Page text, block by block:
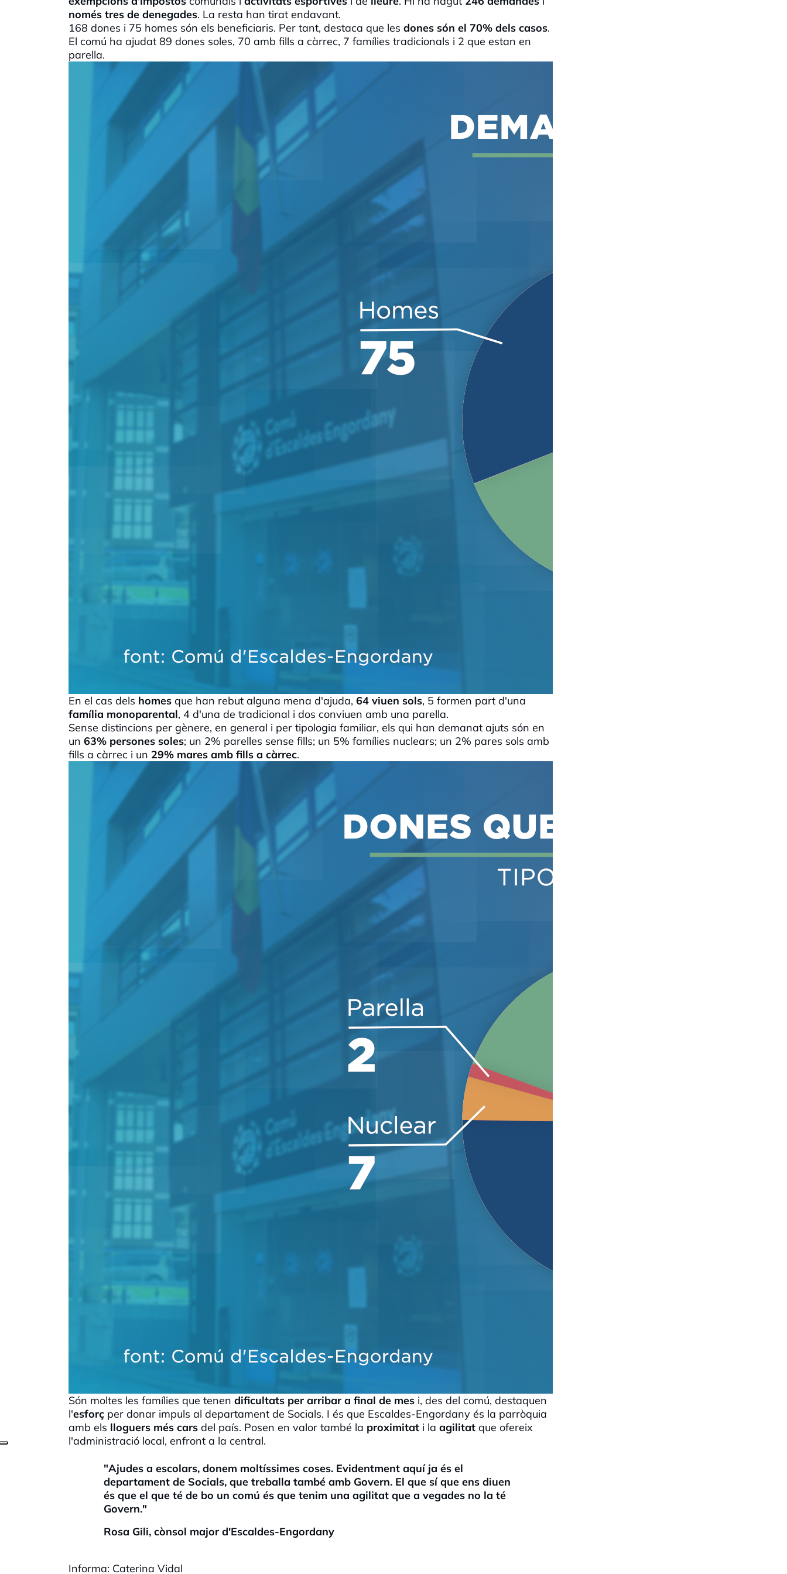
només tres de denegades. La resta han tirat endavant.
168 dones i 75 homes són els beneficiaris. Per tant, destaca que les dones són el 70% dels casos.
El comú ha ajudat 89 dones soles, 70 amb fills a càrrec, 7 famílies tradicionals i 2 que estan en
parella.
En el cas dels homes que han rebut alguna mena d'ajuda, 64 viuen sols, 5 formen part d'una
família monoparental, 4 d'una de tradicional i dos conviuen amb una parella.
Sense distincions per gènere, en general i per tipologia familiar, els qui han demanat ajuts són en
un 63% persones soles; un 2% parelles sense fills; un 5% famílies nuclears; un 2% pares sols amb
fills a càrrec i un 29% mares amb fills a càrrec.
Són moltes les famílies que tenen dificultats per arribar a final de mes i, des del comú, destaquen
l'esforç per donar impuls al departament de Socials. I és que Escaldes-Engordany és la parròquia
amb els lloguers més cars del país. Posen en valor també la proximitat i la agilitat que ofereix
l'administració local, enfront a la central.
"Ajudes a escolars, donem moltíssimes coses. Evidentment aquí ja és el
departament de Socials, que treballa també amb Govern. El que sí que ens diuen
és que el que té de bo un comú és que tenim una agilitat que a vegades no la té
Govern."
Rosa Gili, cònsol major d'Escaldes-Engordany
Informa: Caterina Vidal